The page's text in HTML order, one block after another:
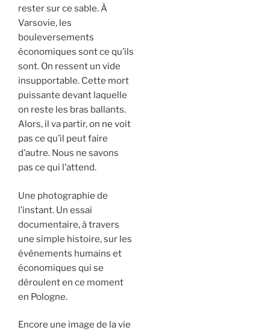
rester sur ce sable. À
Varsovie, les
bouleversements
économiques sont ce qu’ils
sont. On ressent un vide
insupportable. Cette mort
puissante devant laquelle
on reste les bras ballants.
Alors, il va partir, on ne voit
pas ce qu’il peut faire
d’autre. Nous ne savons
pas ce qui l’attend.
Une photographie de
l’instant. Un essai
documentaire, à travers
une simple histoire, sur les
événements humains et
économiques qui se
déroulent en ce moment
en Pologne.
Encore une image de la vie